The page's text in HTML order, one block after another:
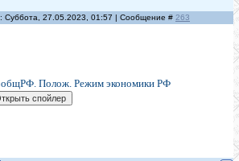
Суббота, 27.05.2023, 01:57 | Сообщение # 263
Полож. Режим экономики РФ